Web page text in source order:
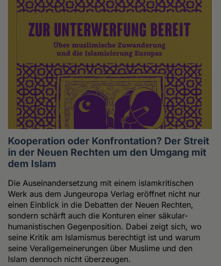
Kooperation oder Konfrontation? Der Streit
in der Neuen Rechten um den Umgang mit
dem Islam
Die Auseinandersetzung mit einem islamkritischen
Werk aus dem Jungeuropa Verlag eröffnet nicht nur
einen Einblick in die Debatten der Neuen Rechten,
sondern schärft auch die Konturen einer säkular-
humanistischen Gegenposition. Dabei zeigt sich, wo
seine Kritik am Islamismus berechtigt ist und warum
seine Verallgemeinerungen über Muslime und den
Islam dennoch nicht überzeugen.